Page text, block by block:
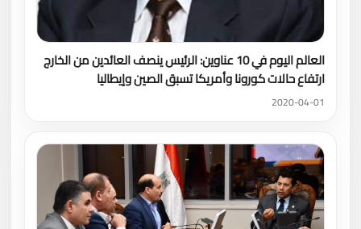
العالم اليوم في 10 عناوين: الرئيس ينصف العائدين من الخارج
ارتفاع حالات كورونا وأمريكا تسبق الصين وإيطاليا
2020-04-01